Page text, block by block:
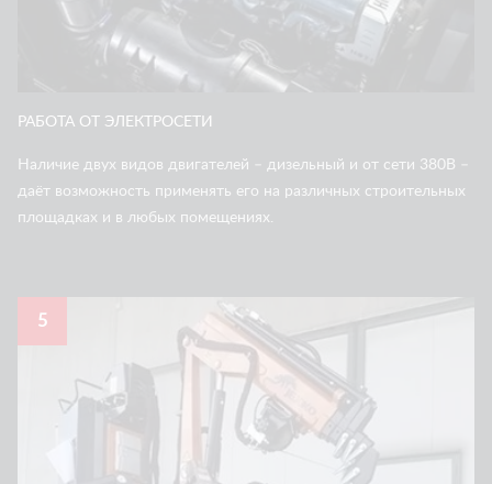
РАБОТА ОТ ЭЛЕКТРОСЕТИ
Наличие двух видов двигателей – дизельный и от сети 380В –
даёт возможность применять его на различных строительных
площадках и в любых помещениях.
5